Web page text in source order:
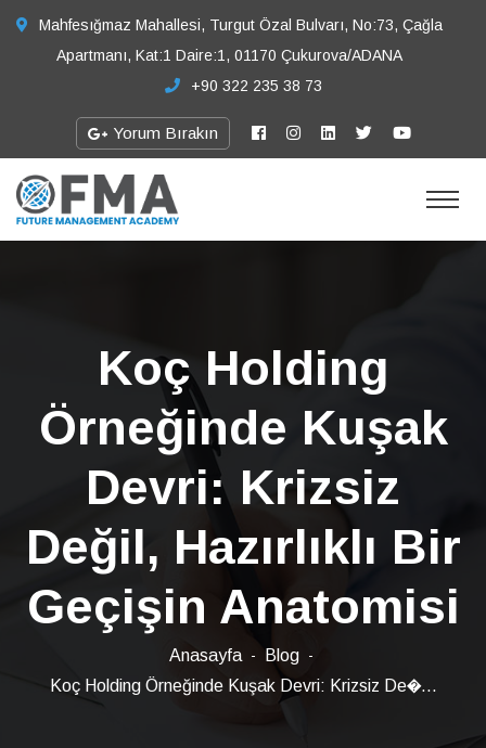
Mahfesığmaz Mahallesi, Turgut Özal Bulvarı, No:73, Çağla
Apartmanı, Kat:1 Daire:1, 01170 Çukurova/ADANA
+90 322 235 38 73
Yorum Bırakın
Koç Holding
Örneğinde Kuşak
Devri: Krizsiz
Değil, Hazırlıklı Bir
Geçişin Anatomisi
Anasayfa
Blog
Koç Holding Örneğinde Kuşak Devri: Krizsiz De�...